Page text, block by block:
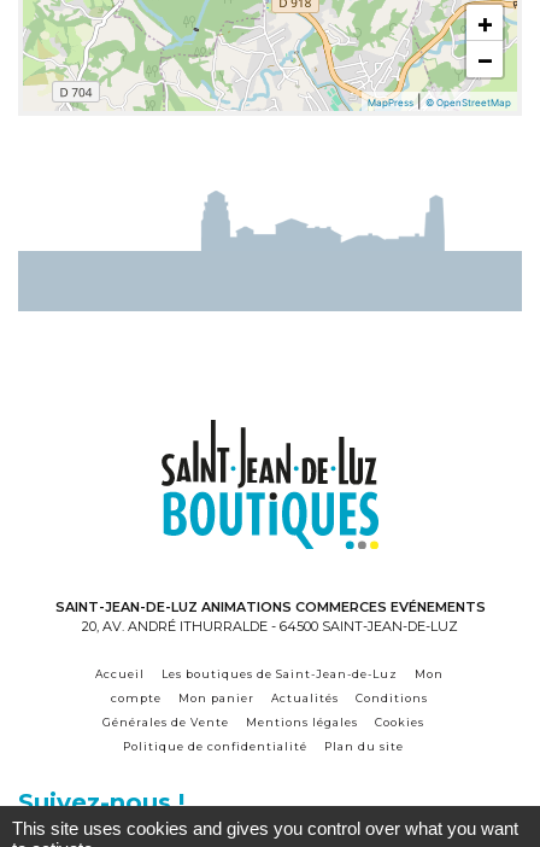
+
−
MapPress |© OpenStreetMap
SAINT-JEAN-DE-LUZ ANIMATIONS COMMERCES EVÉNEMENTS
20, AV. ANDRÉ ITHURRALDE - 64500 SAINT-JEAN-DE-LUZ
Accueil Les boutiques de Saint-Jean-de-Luz
Mon
compte
Mon panier Actualités
Conditions
Générales de Vente
Mentions légales
Cookies
Politique de confidentialité
Plan du site
Suivez-nous !
This site uses cookies and gives you control over what you want